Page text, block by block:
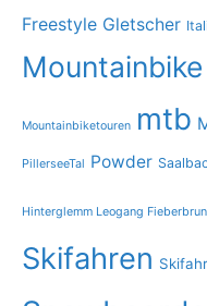
Freestyle Gletscher
Mountainbike
Mountainbiketouren mtb
PillerseeTal Powder
Hinterglemm Leogang
Skifahren